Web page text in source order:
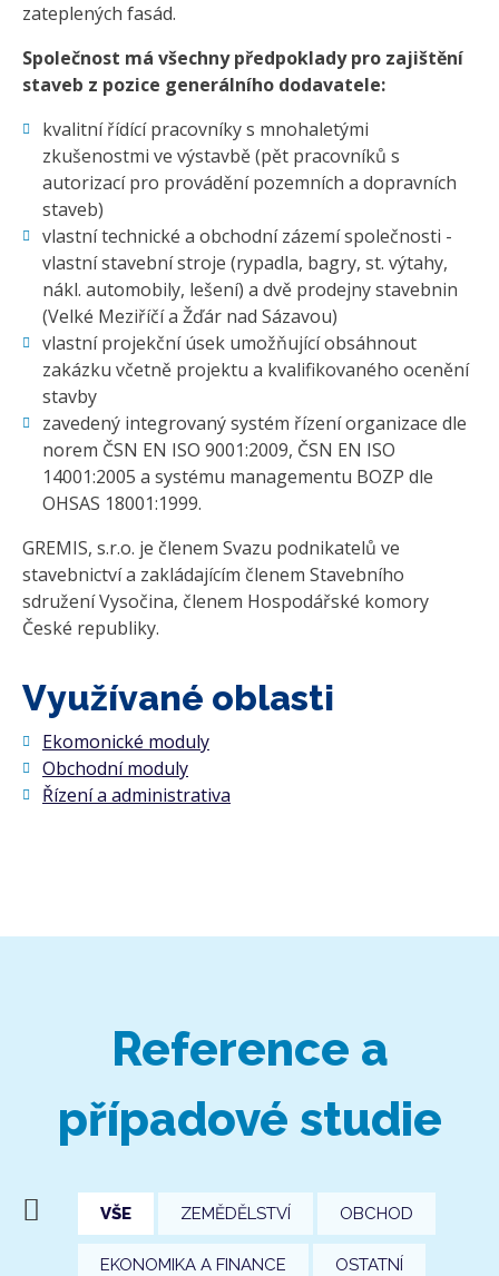
zateplených fasád.
Společnost má všechny předpoklady pro zajištění
staveb z pozice generálního dodavatele:
kvalitní řídící pracovníky s mnohaletými
zkušenostmi ve výstavbě (pět pracovníků s
autorizací pro provádění pozemních a dopravních
staveb)
vlastní technické a obchodní zázemí společnosti -
vlastní stavební stroje (rypadla, bagry, st. výtahy,
nákl. automobily, lešení) a dvě prodejny stavebnin
(Velké Meziříčí a Žďár nad Sázavou)
vlastní projekční úsek umožňující obsáhnout
zakázku včetně projektu a kvalifikovaného ocenění
stavby
zavedený integrovaný systém řízení organizace dle
norem ČSN EN ISO 9001:2009, ČSN EN ISO
14001:2005 a systému managementu BOZP dle
OHSAS 18001:1999.
GREMIS, s.r.o. je členem Svazu podnikatelů ve
stavebnictví a zakládajícím členem Stavebního
sdružení Vysočina, členem Hospodářské komory
České republiky.
Využívané oblasti
Ekomonické moduly
Obchodní moduly
Řízení a administrativa
Reference a
případové studie
VŠE ZEMĚDĚLSTVÍ OBCHOD
EKONOMIKA A FINANCE OSTATNÍ